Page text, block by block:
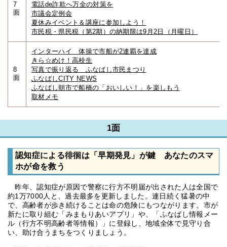
7
面
電話de詐欺へ万全の対策を
市議会定例会
夏休みイベント＆講座に参加しよう！
市民税・県民税（第2期）の納期限は9月2日（月曜日）
8
面
インターハイ 体操で市船が2連覇を達成
きら☆めけ！高校生
写真で振り返る ふなばし市民まつり
ふなばしCITY NEWS
ふなばし朝市で船橋の「おいしい！」を楽しもう
取材メモ
1面
認知症による徘徊は「早期発見」が鍵 あなたのスマ
ホが命を救う
昨年、認知症が原因で警察に行方不明届が出された人は全国で
約1万7000人と、過去最多を更新しました。連日続く猛暑の中
で、高齢者が歩き続けることは命の危険にもつながります。市が
新たに取り組む「みまもりあいアプリ」や、「ふなばし情報メー
ル（行方不明高齢者等情報）」に登録し、地域全体で見守り合
い、助け合うまちをつくりましょう。